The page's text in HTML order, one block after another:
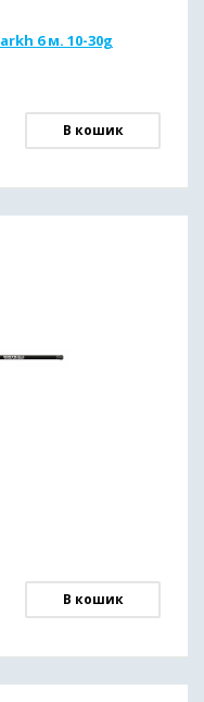
6 м. 10-30g
В кошик
В кошик